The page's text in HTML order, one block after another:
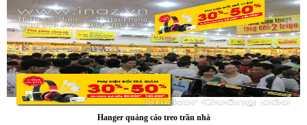
Xưởng sản xuất hanger túi nhựa pvc quảng cáo sản phẩm